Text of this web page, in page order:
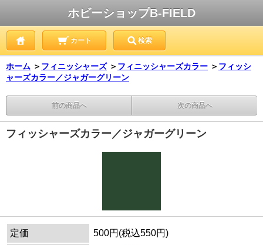
ホビーショップB-FIELD
カート 検索
ホーム ＞ フィニッシャーズ ＞ フィニッシャーズカラー ＞ フィッシ
ャーズカラー／ジャガーグリーン
前の商品へ 次の商品へ
フィッシャーズカラー／ジャガーグリーン
定価
500円(税込550円)